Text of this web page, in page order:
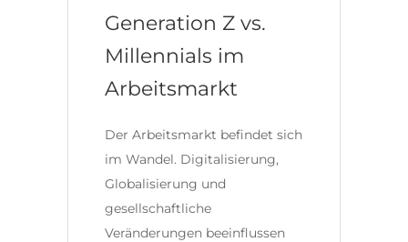
Generation Z vs.
Millennials im
Arbeitsmarkt
Der Arbeitsmarkt befindet sich
im Wandel. Digitalisierung,
Globalisierung und
gesellschaftliche
Veränderungen beeinflussen